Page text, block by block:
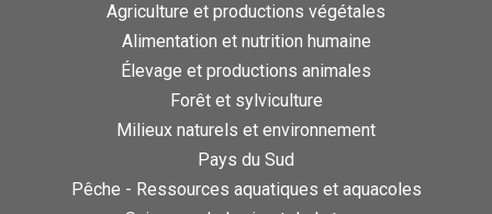
Agriculture et productions végétales
Alimentation et nutrition humaine
Élevage et productions animales
Forêt et sylviculture
Milieux naturels et environnement
Pays du Sud
Pêche - Ressources aquatiques et aquacoles